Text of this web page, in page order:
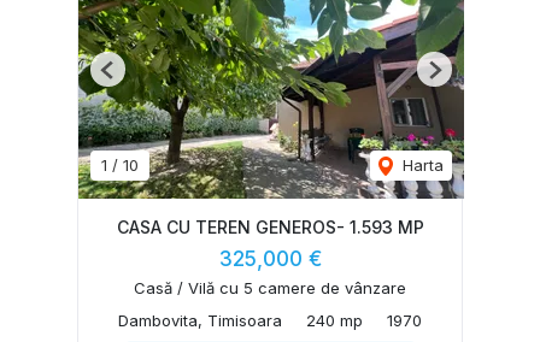
1 / 10 Harta
Previous Next
CASA CU TEREN GENEROS- 1.593 MP
325,000 €
Casă / Vilă cu 5 camere de vânzare
Dambovita, Timisoara
240 mp 1970